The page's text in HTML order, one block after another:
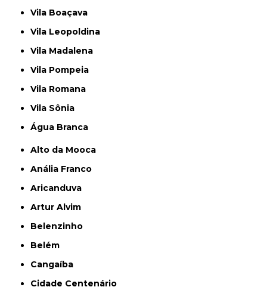
Vila Boaçava
Vila Leopoldina
Vila Madalena
Vila Pompeia
Vila Romana
Vila Sônia
Água Branca
Alto da Mooca
Anália Franco
Aricanduva
Artur Alvim
Belenzinho
Belém
Cangaíba
Cidade Centenário